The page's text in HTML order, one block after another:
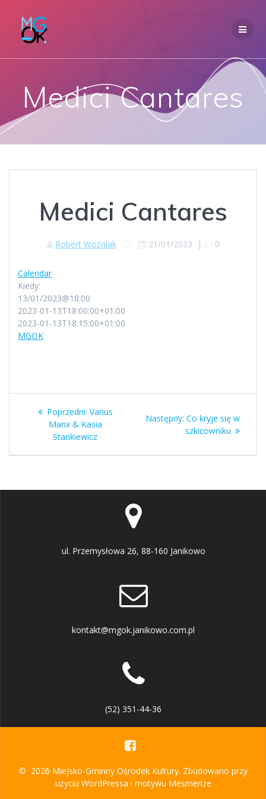
Medici Cantares
Medici Cantares
Robert Woźniak 21/01/2023 | 0
Calendar
Kiedy:
13/01/2023@18:00
2023-01-13T18:00:00+01:00
2023-01-13T18:15:00+01:00
MGOK
Nawigacja
wpisu
Poprzedni: Poprzedni
wpis:
Varius
Manx & Kasia
Stankiewicz
Następny: Następny
wpis:
Co kryje się w
szkicowniku
ul. Przemysłowa 26, 88-160 Janikowo
kontakt@mgok.janikowo.com.pl
(52) 351-44-36
© 2026 Miejsko-Gminny Ośrodek Kultury. Zbudowano przy
użyciu WordPressa i motywu Mesmerize